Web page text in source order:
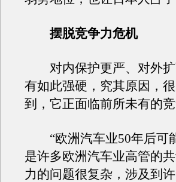
摆脱竞争力危机
对内保护更严、对外扩
有如此强硬，究其原因，
到，它正面临前所未有的竞
“欧洲汽车业50年后可
是许多欧洲汽车业高管的
力的问题很复杂，涉及到